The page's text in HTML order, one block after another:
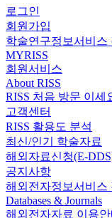
로그인
회원가입
학술연구정보서비스
MYRISS
회원서비스
About RISS
RISS 처음 방문 이세
고객센터
RISS 활용도 분석
최신/인기 학술자료
해외자료신청(E-
공지사항
해외전자정보서비스
Databases & Journals
해외전자자료 이용안